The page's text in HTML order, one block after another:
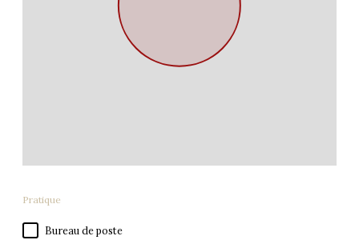
Pratique
Bureau de poste